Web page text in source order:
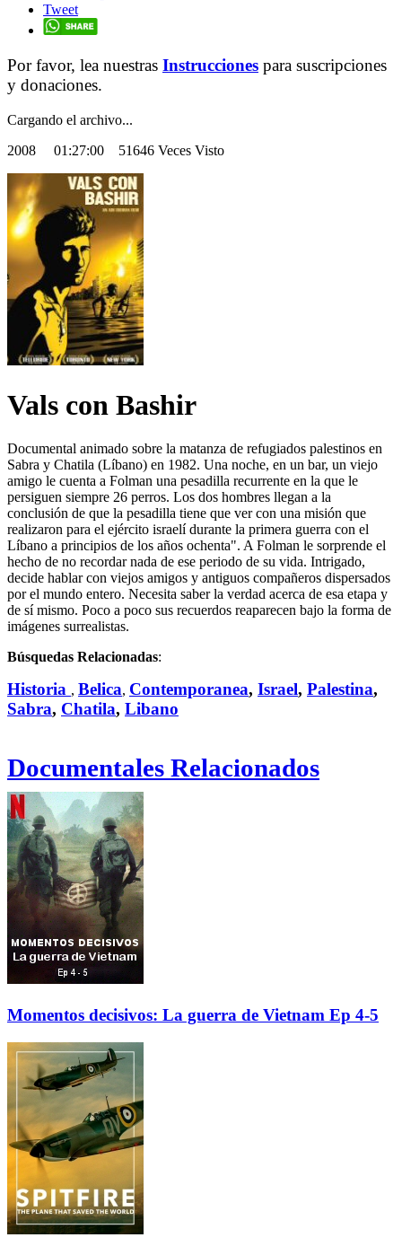
Tweet
Por favor, lea nuestras Instrucciones para suscripciones
y donaciones.
Cargando el archivo...
2008 01:27:00 51646 Veces Visto
Vals con Bashir
Documental animado sobre la matanza de refugiados palestinos en
Sabra y Chatila (Líbano) en 1982. Una noche, en un bar, un viejo
amigo le cuenta a Folman una pesadilla recurrente en la que le
persiguen siempre 26 perros. Los dos hombres llegan a la
conclusión de que la pesadilla tiene que ver con una misión que
realizaron para el ejército israelí durante la primera guerra con el
Líbano a principios de los años ochenta". A Folman le sorprende el
hecho de no recordar nada de ese periodo de su vida. Intrigado,
decide hablar con viejos amigos y antiguos compañeros dispersados
por el mundo entero. Necesita saber la verdad acerca de esa etapa y
de sí mismo. Poco a poco sus recuerdos reaparecen bajo la forma de
imágenes surrealistas.
Búsquedas Relacionadas:
Historia , Belica, Contemporanea, Israel, Palestina,
Sabra, Chatila, Libano
Documentales Relacionados
Momentos decisivos: La guerra de Vietnam Ep 4-5